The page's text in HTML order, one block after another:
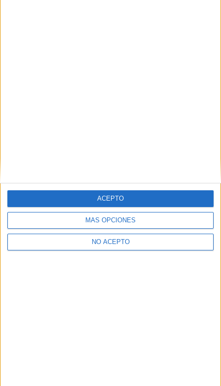
MÁS OPCIONES
NO ACEPTO
ACEPTO
Y como regalo de agradecimiento, por registrarte te daremos
gratis una copia de nuestro ebook con 100 consejos para tu
primer año de universidad